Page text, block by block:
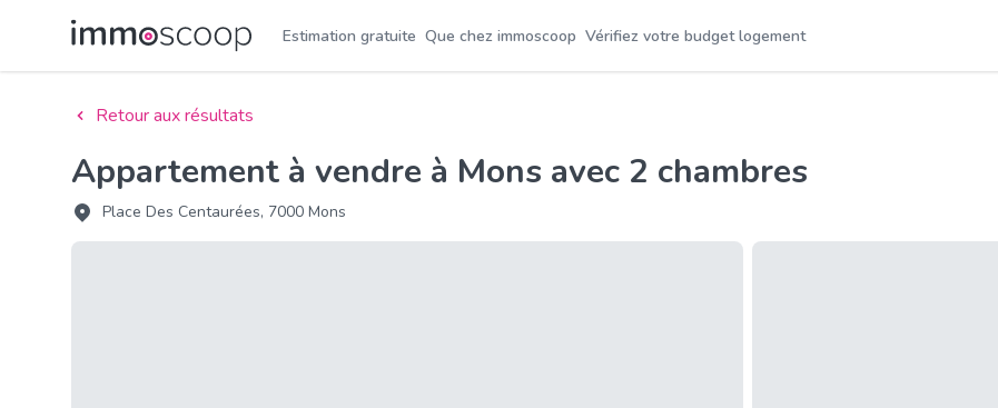
Estimation gratuite Que chez immoscoop Vérifiez votre budget logement
Retour aux résultats
Appartement à vendre à Mons avec 2 chambres
Place Des Centaurées, 7000 Mons